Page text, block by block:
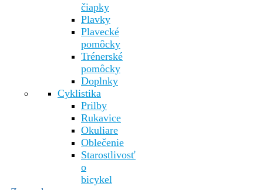
čiapky
Plavky
Plavecké
pomôcky
Trénerské
pomôcky
Doplnky
Cyklistika
Prilby
Rukavice
Okuliare
Oblečenie
Starostlivosť
o
bicykel